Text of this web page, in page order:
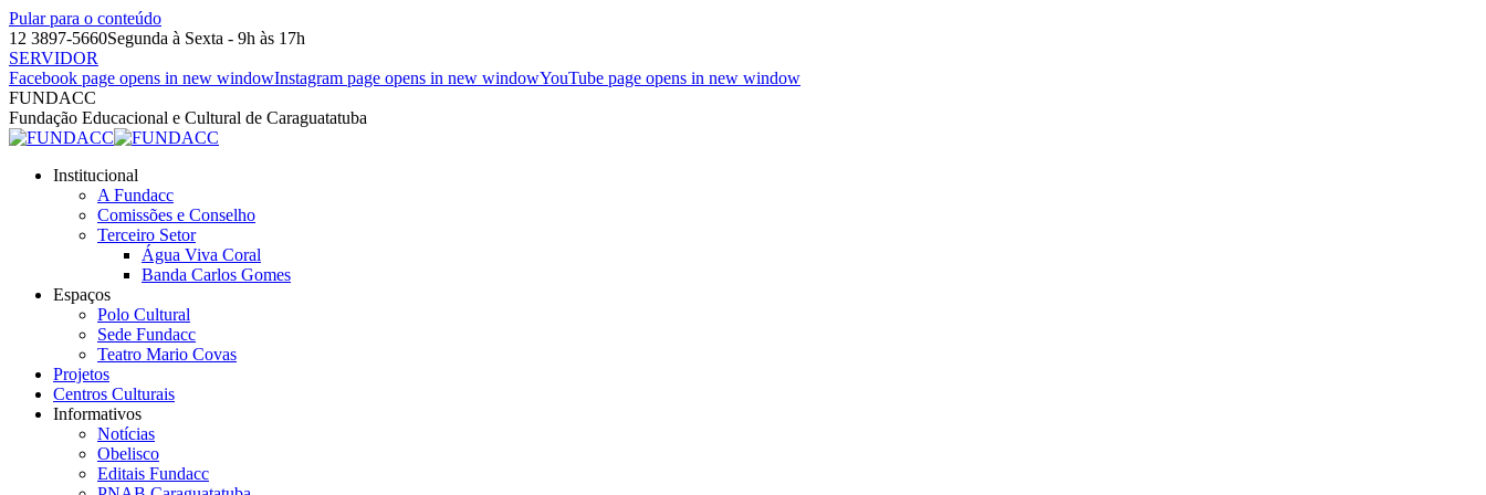
Pular para o conteúdo
12 3897-5660Segunda à Sexta - 9h às 17h
SERVIDOR
Facebook page opens in new windowInstagram page opens in new windowYouTube page opens in new window
FUNDACC
Fundação Educacional e Cultural de Caraguatatuba
Institucional
A Fundacc
Comissões e Conselho
Terceiro Setor
Água Viva Coral
Banda Carlos Gomes
Espaços
Polo Cultural
Sede Fundacc
Teatro Mario Covas
Projetos
Centros Culturais
Informativos
Notícias
Obelisco
Editais Fundacc